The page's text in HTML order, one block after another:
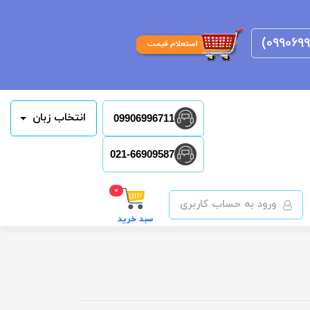
09906996711
021-66909587
انتخاب زبان
ورود به حساب کاربری
0
سبد خرید